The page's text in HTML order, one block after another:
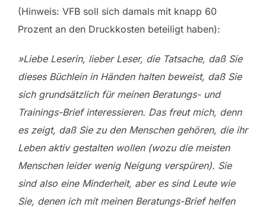
(Hinweis: VFB soll sich damals mit knapp 60
Prozent an den Druckkosten beteiligt haben):
»Liebe Leserin, lieber Leser, die Tatsache, daß Sie
dieses Büchlein in Händen halten beweist, daß Sie
sich grundsätzlich für meinen Beratungs- und
Trainings-Brief interessieren. Das freut mich, denn
es zeigt, daß Sie zu den Menschen gehören, die ihr
Leben aktiv gestalten wollen (wozu die meisten
Menschen leider wenig Neigung verspüren). Sie
sind also eine Minderheit, aber es sind Leute wie
Sie, denen ich mit meinen Beratungs-Brief helfen